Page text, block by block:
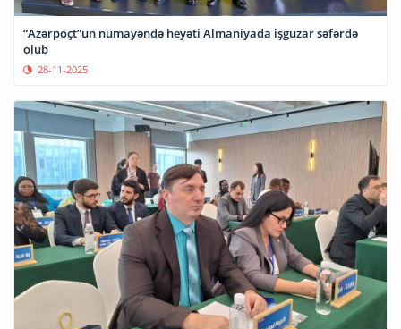
“Azərpoçt”un nümayəndə heyəti Almaniyada işgüzar səfərdə
olub
28-11-2025